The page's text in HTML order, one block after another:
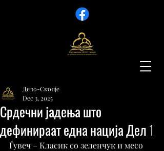
Срдечни јадења што
дефинираат една нација Дел 1
Дело-Скопје
Dec 3, 2025
Ѓувеч – Класик со зеленчук и месо